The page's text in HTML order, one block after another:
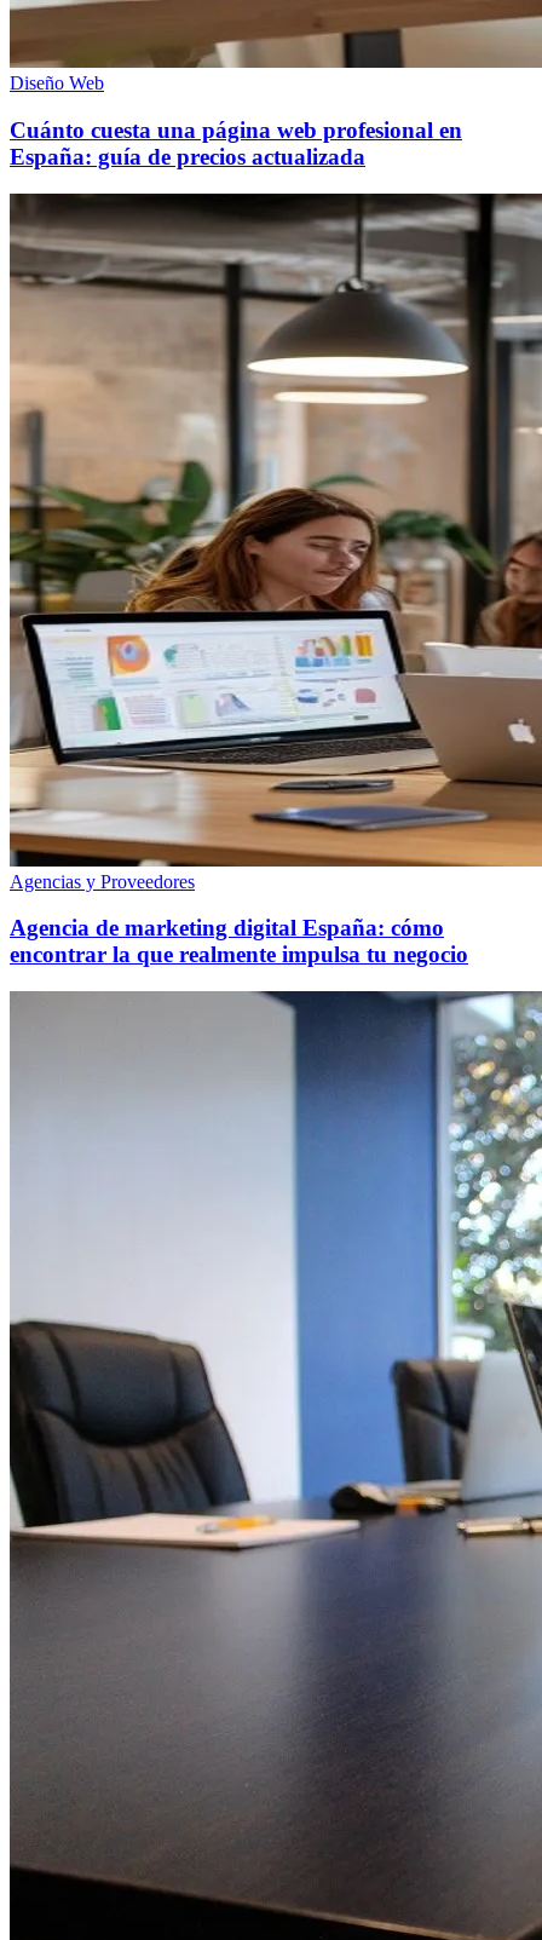
Diseño Web
Cuánto cuesta una página web profesional en
España: guía de precios actualizada
Agencias y Proveedores
Agencia de marketing digital España: cómo
encontrar la que realmente impulsa tu negocio